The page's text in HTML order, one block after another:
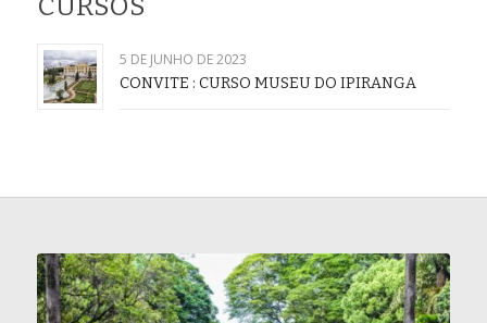
5 DE JUNHO DE 2023
CONVITE : CURSO MUSEU DO IPIRANGA